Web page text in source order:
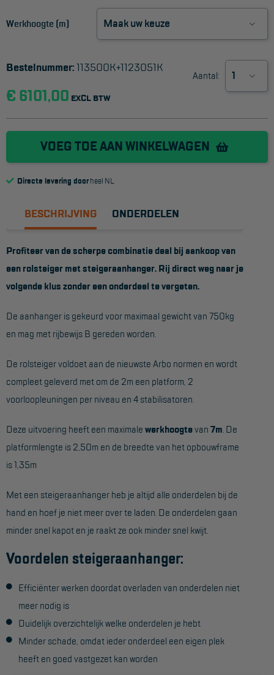
VALBEVEILIGING
Verbindingsmiddelen
Reddingsmiddelen
ACTIES
CombiDeals
MAATWERK
VERHUUR
Rolsteigers
Gevelsteigers
Steiger overkapping
Hangbruginstallaties
Schilderwerkzaamheden
Gevelrenovatie
Industrieel onderhoud
Hoogwerkers
Knikarmhoogwerkers
Spinhoogwerkers
Schaarhoogwerkers
Masthoogwerkers
Autohoogwerkers
Werkhoogte (m)
Bestelnummer:113500K+1123051K
€ 6101,00 EXCL BTW
Aantal:
VOEG TOE AAN WINKELWAGEN
Directe levering doorheel NL
BESCHRIJVING ONDERDELEN
Profiteer van de scherpe combinatie deal bij aankoop van
een rolsteiger met steigeraanhanger. Rij direct weg naar je
volgende klus zonder een onderdeel te vergeten.
De aanhanger is gekeurd voor maximaal gewicht van 750kg
en mag met rijbewijs B gereden worden.
De rolsteiger voldoet aan de nieuwste Arbo normen en wordt
compleet geleverd met om de 2m een platform, 2
voorloopleuningen per niveau en 4 stabilisatoren.
Deze uitvoering heeft een maximale werkhoogtevan 7m . De
platformlengte is 2,50m en de breedte van het opbouwframe
is 1,35m
Met een steigeraanhanger heb je altijd alle onderdelen bij de
hand en hoef je niet meer over te laden. De onderdelen gaan
minder snel kapot en je raakt ze ook minder snel kwijt.
Voordelen steigeraanhanger:
Efficiënter werken doordat overladen van onderdelen niet
meer nodig is
Duidelijk overzichtelijk welke onderdelen je hebt
Minder schade, omdat ieder onderdeel een eigen plek
heeft en goed vastgezet kan worden